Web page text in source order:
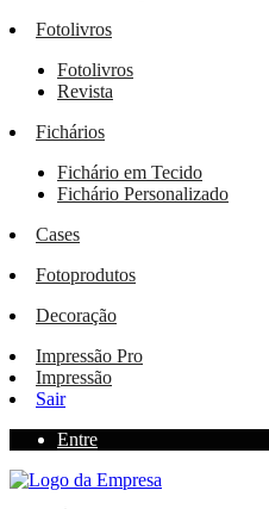
Fotolivros
Fotolivros
Revista
Fichários
Fichário em Tecido
Fichário Personalizado
Cases
Fotoprodutos
Decoração
Impressão Pro
Impressão
Sair
Entre